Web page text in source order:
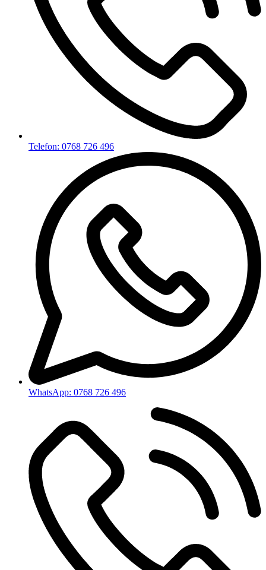
Telefon: 0768 726 496
WhatsApp: 0768 726 496